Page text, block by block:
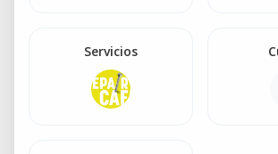
Servicios